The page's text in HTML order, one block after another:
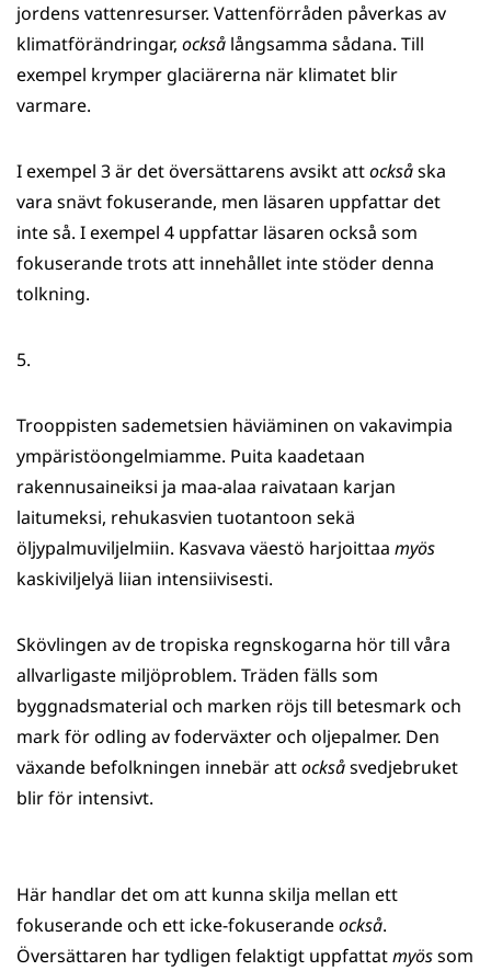
jordens vattenresurser. Vattenförråden påverkas av
klimatförändringar, också långsamma sådana. Till
exempel krymper glaciärerna när klimatet blir
varmare.
I exempel 3 är det översättarens avsikt attocksåska
vara snävt fokuserande, men läsaren uppfattar det
inte så. I exempel 4 uppfattar läsaren också som
fokuserande trots att innehållet inte stöder denna
tolkning.
5.
Trooppisten sademetsien häviäminen on vakavimpia
ympäristöongelmiamme. Puita kaadetaan
rakennusaineiksi ja maa-alaa raivataan karjan
laitumeksi, rehukasvien tuotantoon sekä
öljypalmuviljelmiin. Kasvava väestö harjoittaa myös
kaskiviljelyä liian intensiivisesti.
Skövlingen av de tropiska regnskogarna hör till våra
allvarligaste miljöproblem. Träden fälls som
byggnadsmaterial och marken röjs till betesmark och
mark för odling av foderväxter och oljepalmer. Den
växande befolkningen innebär attocksåsvedjebruket
blir för intensivt.
Här handlar det om att kunna skilja mellan ett
fokuserande och ett icke-fokuserandeockså.
Översättaren har tydligen felaktigt uppfattatmyössom